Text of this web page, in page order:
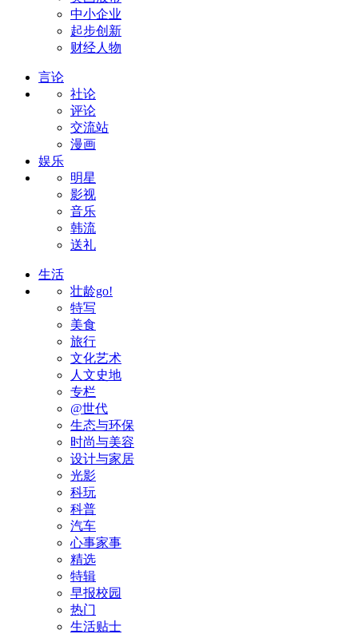
中小企业
起步创新
财经人物
言论
社论
评论
交流站
漫画
娱乐
明星
影视
音乐
韩流
送礼
生活
壮龄go!
特写
美食
旅行
文化艺术
人文史地
专栏
@世代
生态与环保
时尚与美容
设计与家居
光影
科玩
科普
汽车
心事家事
精选
特辑
早报校园
热门
生活贴士